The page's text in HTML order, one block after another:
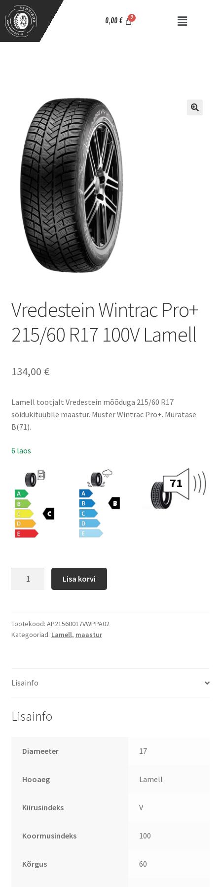
0,00 €
Vredestein Wintrac Pro+
215/60 R17 100V Lamell
134,00 €
Lamell tootjalt Vredestein mõõduga 215/60 R17
sõidukitüübile maastur. Muster Wintrac Pro+. Müratase
B(71).
6 laos
71
Lisa korvi
Tootekood: AP21560017VWPPA02
Kategooriad: Lamell, maastur
Lisainfo
Lisainfo
Diameeter 17
Hooaeg Lamell
Kiirusindeks V
Koormusindeks 100
Kõrgus 60